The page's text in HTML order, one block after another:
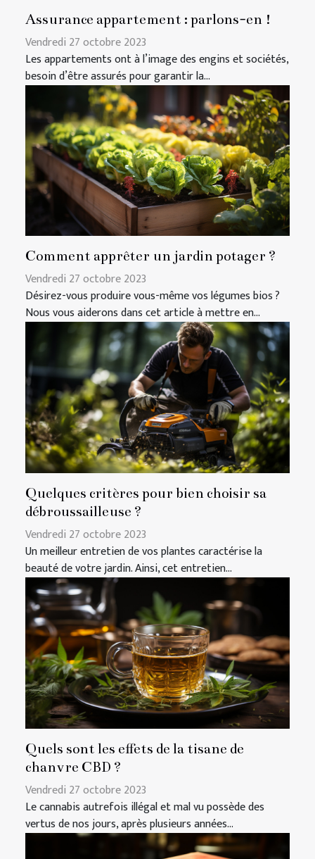
Assurance appartement : parlons-en !
Vendredi 27 octobre 2023
Les appartements ont à l’image des engins et sociétés,
besoin d’être assurés pour garantir la...
Comment apprêter un jardin potager ?
Vendredi 27 octobre 2023
Désirez-vous produire vous-même vos légumes bios ?
Nous vous aiderons dans cet article à mettre en...
Quelques critères pour bien choisir sa
débroussailleuse ?
Vendredi 27 octobre 2023
Un meilleur entretien de vos plantes caractérise la
beauté de votre jardin. Ainsi, cet entretien...
Quels sont les effets de la tisane de
chanvre CBD ?
Vendredi 27 octobre 2023
Le cannabis autrefois illégal et mal vu possède des
vertus de nos jours, après plusieurs années...